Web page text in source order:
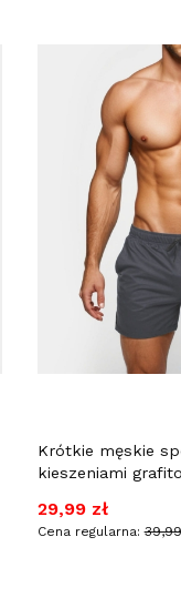
Krótkie męskie
kieszeniami
Cena promocyjna
29,99 zł
Cena regularna: